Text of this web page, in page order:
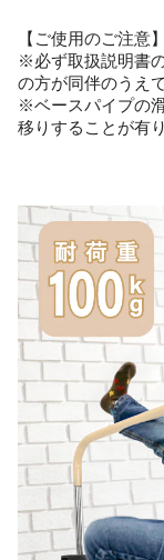
【ご使用のご注意】
※必ず取扱説明書
の方が同伴のうえ
※ベースパイプの
移りすることが有